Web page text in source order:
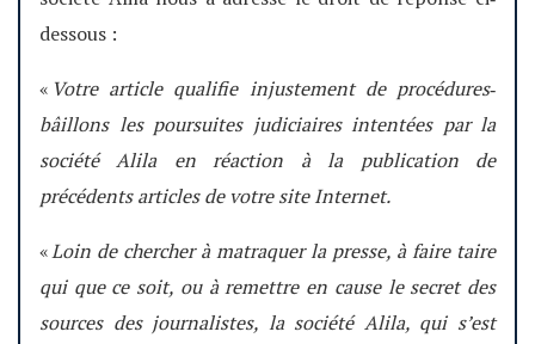
dessous :
« Votre article qualifie injustement de procédures‐
bâillons les poursuites judiciaires intentées par la
société Alila en réaction à la publication de
précédents articles de votre site Internet.
«Loin de chercher à matraquer la presse, à faire taire
qui que ce soit, ou à remettre en cause le secret des
sources des journalistes, la société Alila, qui s’est